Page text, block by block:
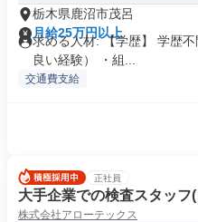
栃木県鹿沼市茂呂
月給25万円以上
求める人材: 【学歴】 学歴
良い経験） ・組...
交通費支給
正社員
大手企業での検査スタッフ
株式会社アローテックス